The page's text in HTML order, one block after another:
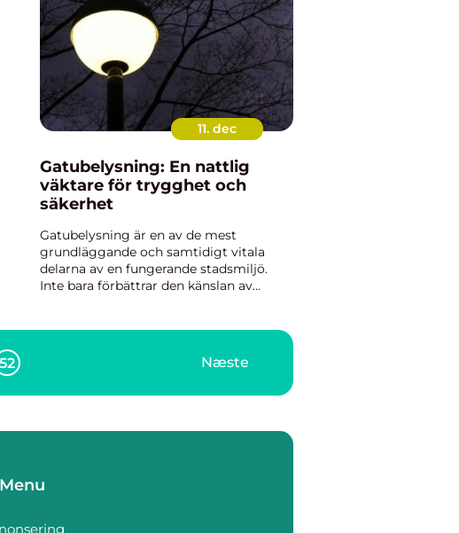
11. dec
Gatubelysning: En nattlig
väktare för trygghet och
säkerhet
Gatubelysning är en av de mest
grundläggande och samtidigt vitala
delarna av en fungerande stadsmiljö.
Inte bara förbättrar den känslan av
52 Næste
Menu